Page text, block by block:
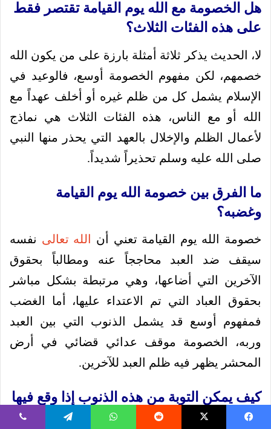
هل الخصومة مع الله يوم القيامة تقتصر فقط
على هذه الفئات الثلاث؟
لا، الحديث يذكر ثلاثة أمثلة بارزة على من يكون الله
خصمهم، لكن مفهوم الخصومة أوسع، فالوعيد في
الإسلام يشمل كل من ظلم غيره أو أخلف عهداً مع
الله أو مع الناس، هذه الفئات الثلاث هي نماذج
لأعمال الظلم والإخلال بالعهد التي يحذر منها النبي
صلى الله عليه وسلم تحذيراً شديداً.
ما الفرق بين خصومة الله يوم القيامة
وغضبه؟
خصومة الله يوم القيامة تعني أن الله تعالى نفسه
سيقف ضد العبد محاججاً عنه ومطالباً بحقوق
الآخرين التي أضاعها، وهي مرتبطة بشكل مباشر
بحقوق العباد التي تم الاعتداء عليها، أما الغضب
فمفهوم أوسع قد يشمل الذنوب التي بين العبد
وربه، الخصومة موقف عدائي قضائي في أرض
المحشر يظهر فيه ظلم العبد للآخرين.
كيف يمكن التوبة من هذه الذنوب إذا وقع فيها
الإنسان؟